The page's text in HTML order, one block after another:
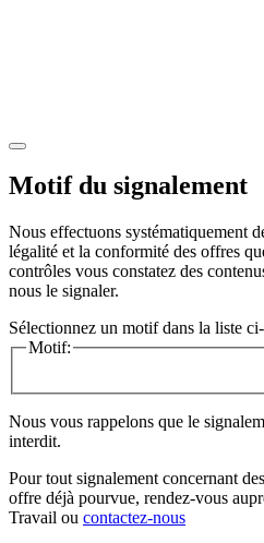
Motif du signalement
Nous effectuons systématiquement
légalité et la conformité des offres
contrôles vous constatez des
nous le signaler.
Sélectionnez un motif dans la liste
Motif:
Nous vous rappelons que le
interdit.
Pour tout signalement concernant des
offre déjà pourvue, rendez-vous
Travail ou contactez-nous